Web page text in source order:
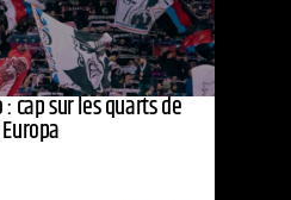
: cap sur les quarts de